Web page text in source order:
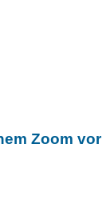
Zoom vor